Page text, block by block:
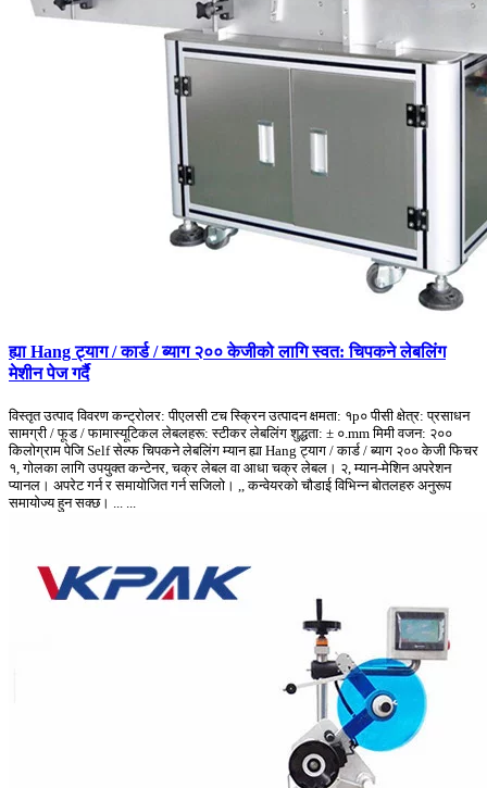
ह्या Hang ट्याग / कार्ड / ब्याग २०० केजीको लागि स्वत: चिपकने लेबलिंग
मेशीन पेज गर्दै
विस्तृत उत्पाद विवरण कन्ट्रोलर: पीएलसी टच स्क्रिन उत्पादन क्षमता: १p० पीसी क्षेत्र: प्रसाधन
सामग्री / फूड / फामास्यूटिकल लेबलहरू: स्टीकर लेबलिंग शुद्धता: ± ०.mm मिमी वजन: २००
किलोग्राम पेजि Self सेल्फ चिपकने लेबलिंग म्यान ह्या Hang ट्याग / कार्ड / ब्याग २०० केजी फिचर
१, गोलका लागि उपयुक्त कन्टेनर, चक्र लेबल वा आधा चक्र लेबल। २, म्यान-मेशिन अपरेशन
प्यानल। अपरेट गर्न र समायोजित गर्न सजिलो। ,, कन्वेयरको चौडाई विभिन्न बोतलहरु अनुरूप
समायोज्य हुन सक्छ। ... ...